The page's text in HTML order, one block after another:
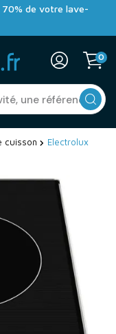
70% de votre lave-
0
cuisson
Electrolux